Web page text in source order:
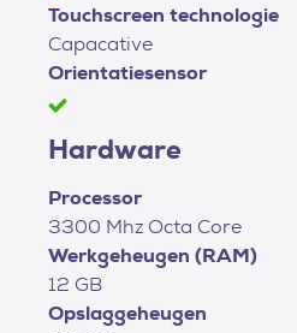
Touchscreen technologie
Capacative
Orientatiesensor
Hardware
Processor
3300 Mhz Octa Core
Werkgeheugen (RAM)
12 GB
Opslaggeheugen